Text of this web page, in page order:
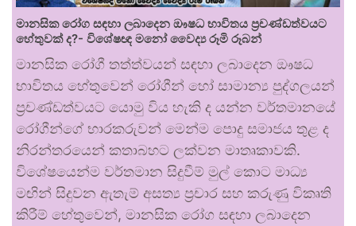
මානසික රෝග සඳහා ලබාදෙන ඖෂධ භාවිතය ප්‍රචණ්ඩත්වයට
හේතුවක් ද?- විශේෂඥ මනෝ වෛද්‍ය රූමි රූබන්
මානසික රෝගී තත්ත්වයන් සඳහා ලබාදෙන ඖෂධ
භාවිතය හේතුවෙන් රෝගීන් හෝ සාමාන්‍ය පුද්ගලයන්
ප්‍රචණ්ඩත්වයට යොමු විය හැකි ද යන්න වර්තමානයේ
රෝගීන්ගේ භාරකරුවන් මෙන්ම පොදු සමාජය තුළ ද
නිරන්තරයෙන් කතාබහට ලක්වන මාතෘකාවකි.
විශේෂයෙන්ම වර්තමාන සිදුවීම් මුල් කොට මාධ්‍ය
මඟින් සිදුවන ඇතැම් අසත්‍ය ප්‍රචාර සහ කරුණු විකෘති
කිරීම් හේතුවෙන්, මානසික රෝග සඳහා ලබාදෙන